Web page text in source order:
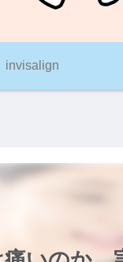
invisalign